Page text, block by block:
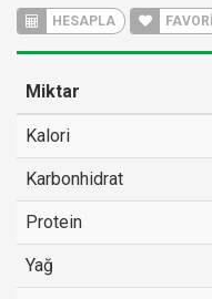
HESAPLA FAVORİ
Miktar
Kalori
Karbonhidrat
Protein
Yağ